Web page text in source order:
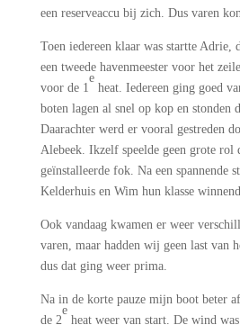
een reserveaccu bij zich. Dus varen
Toen iedereen klaar was startte Adrie,
een tweede havenmeester voor het
voor de 1
e
heat. Iedereen ging goed
boten lagen al snel op kop en stonden
Daarachter werd er vooral gestreden
Alebeek. Ikzelf speelde geen grote rol
geïnstalleerde fok. Na een spannende
Kelderhuis en Wim hun klasse
Ook vandaag kwamen er weer
varen, maar hadden wij geen last van
dus dat ging weer prima.
Na in de korte pauze mijn boot beter
de 2
e
heat weer van start. De wind